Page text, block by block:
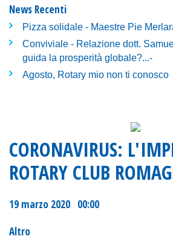
News Recenti
Pizza solidale - Maestre Pie
Conviviale - Relazione dott.
guida la prosperità globale?...-
Agosto, Rotary mio non ti conosco
CORONAVIRUS:
ROTARY CLUB
19 marzo 2020 00:00
Altro